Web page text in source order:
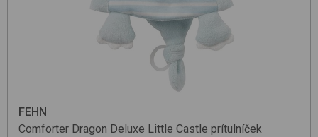
FEHN
Comforter Dragon Deluxe Little Castle prítulníček